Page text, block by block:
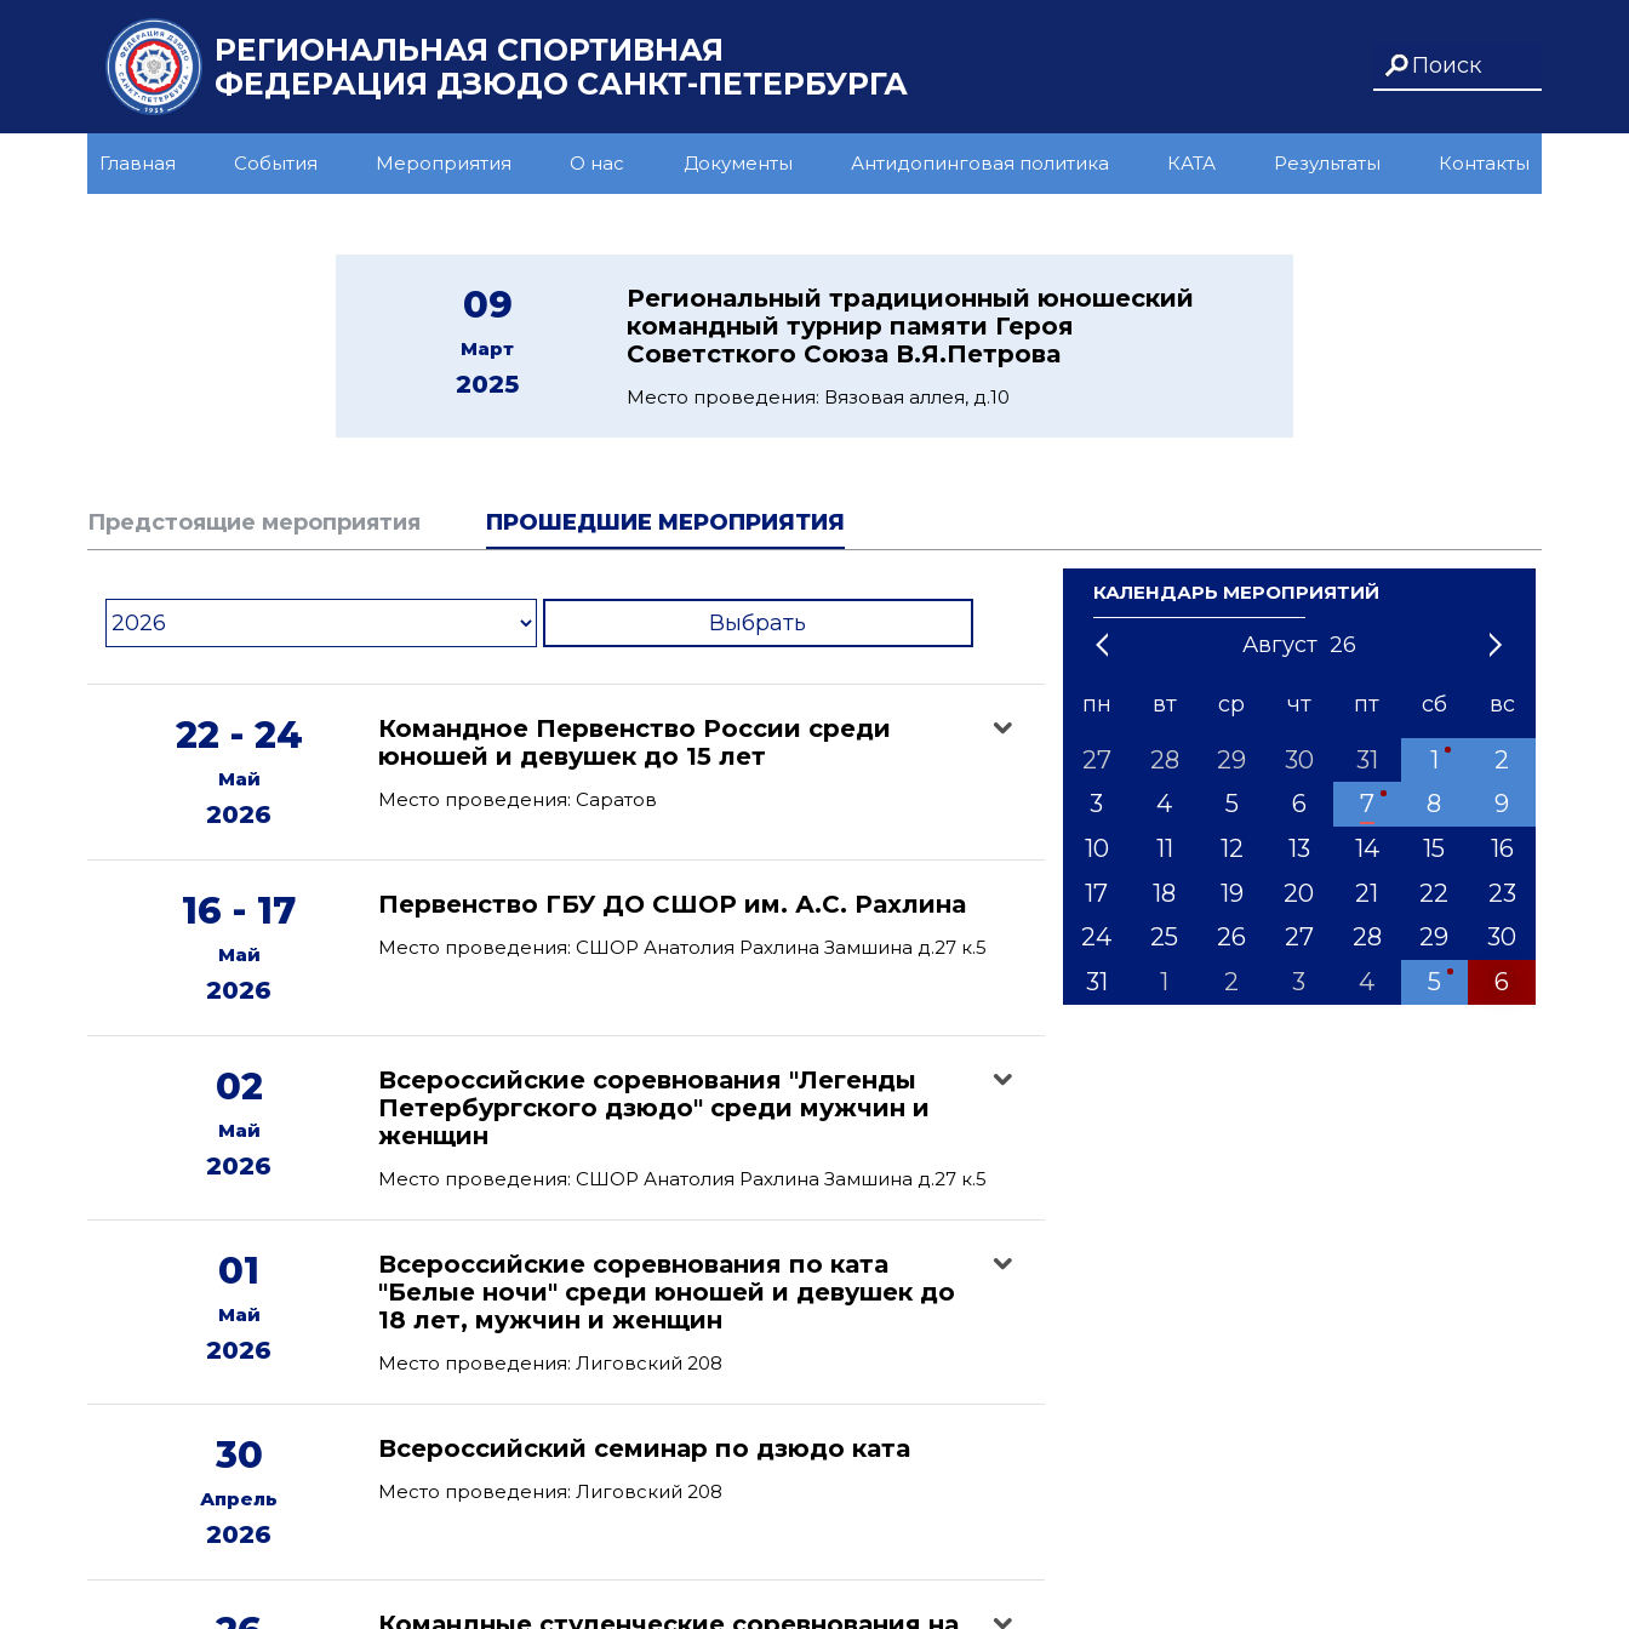
РЕГИОНАЛЬНАЯ СПОРТИВНАЯ
ФЕДЕРАЦИЯ ДЗЮДО САНКТ-ПЕТЕРБУРГА
Главная События Мероприятия О нас Документы Антидопинговая политика КАТА Результаты Контакты
09
Март
2025
Региональный традиционный юношеский
командный турнир памяти Героя
Советсткого Союза В.Я.Петрова
Место проведения: Вязовая аллея, д.10
Предстоящие мероприятия ПРОШЕДШИЕ МЕРОПРИЯТИЯ
Выбрать
22 - 24
Май
2026
Командное Первенство России среди
юношей и девушек до 15 лет
Место проведения: Саратов
16 - 17
Май
2026
Первенство ГБУ ДО СШОР им. А.С. Рахлина
Место проведения: СШОР Анатолия Рахлина Замшина д.27 к.5
02
Май
2026
Всероссийские соревнования "Легенды
Петербургского дзюдо" среди мужчин и
женщин
Место проведения: СШОР Анатолия Рахлина Замшина д.27 к.5
01
Май
2026
Всероссийские соревнования по ката
"Белые ночи" среди юношей и девушек до
18 лет, мужчин и женщин
Место проведения: Лиговский 208
30
Апрель
2026
Всероссийский семинар по дзюдо ката
Место проведения: Лиговский 208
КАЛЕНДАРЬ МЕРОПРИЯТИЙ
Август 26
1 3 5 8 10 12
'21 '23 '24 '25 '26 '27 '28 '29 '31
пн вт ср чт пт сб вс
27 28 29 30 31 1
2
3
4 5 6 7 8
9
10
11 12 13 14 15
16
17
18 19 20 21 22
23
24
25 26 27 28 29
30
31
1 2 3 4 5 6